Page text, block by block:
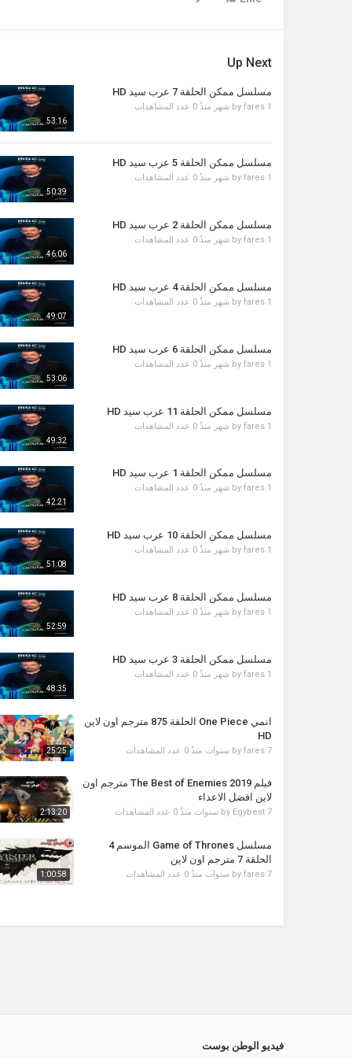
Up Next
53:16
مسلسل ممكن الحلقة 7 عرب سيد HD
by fares 1 شهر منذُ 0 عدد المشاهدات
50:39
مسلسل ممكن الحلقة 5 عرب سيد HD
by fares 1 شهر منذُ 0 عدد المشاهدات
46:06
مسلسل ممكن الحلقة 2 عرب سيد HD
by fares 1 شهر منذُ 0 عدد المشاهدات
49:07
مسلسل ممكن الحلقة 4 عرب سيد HD
by fares 1 شهر منذُ 0 عدد المشاهدات
53:06
مسلسل ممكن الحلقة 6 عرب سيد HD
by fares 1 شهر منذُ 0 عدد المشاهدات
49:32
مسلسل ممكن الحلقة 11 عرب سيد HD
by fares 1 شهر منذُ 0 عدد المشاهدات
42:21
مسلسل ممكن الحلقة 1 عرب سيد HD
by fares 1 شهر منذُ 0 عدد المشاهدات
51:08
مسلسل ممكن الحلقة 10 عرب سيد HD
by fares 1 شهر منذُ 0 عدد المشاهدات
52:59
مسلسل ممكن الحلقة 8 عرب سيد HD
by fares 1 شهر منذُ 0 عدد المشاهدات
48:35
مسلسل ممكن الحلقة 3 عرب سيد HD
by fares 1 شهر منذُ 0 عدد المشاهدات
25:25
انمي One Piece الحلقة 875 مترجم اون لاين
HD
by fares 7 سنوات منذُ 0 عدد المشاهدات
2:13:20
فيلم The Best of Enemies 2019 مترجم اون
لاين افضل الاعداء
by Egybest 7 سنوات منذُ 0 عدد المشاهدات
1:00:58
مسلسل Game of Thrones الموسم 4
الحلقة 7 مترجم اون لاين
by fares 7 سنوات منذُ 0 عدد المشاهدات
فيديو الوطن بوست